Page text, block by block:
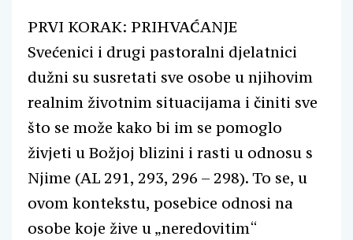
PRVI KORAK: PRIHVAĆANJE
Svećenici i drugi pastoralni djelatnici
dužni su susretati sve osobe u njihovim
realnim životnim situacijama i činiti sve
što se može kako bi im se pomoglo
živjeti u Božjoj blizini i rasti u odnosu s
Njime (AL 291, 293, 296 – 298). To se, u
ovom kontekstu, posebice odnosi na
osobe koje žive u „neredovitim“